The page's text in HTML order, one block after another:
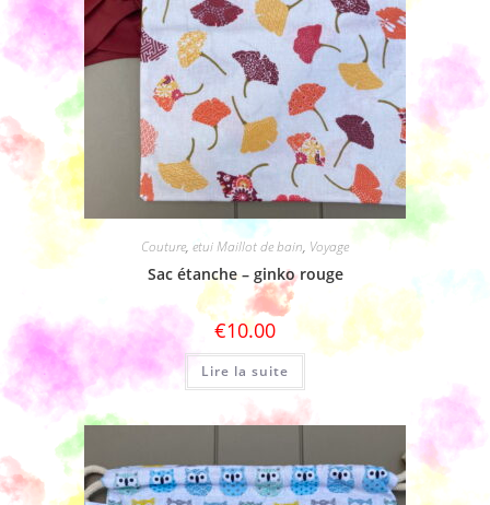
Couture, etui Maillot de bain, Voyage
Sac étanche – ginko rouge
€10.00
Lire la suite